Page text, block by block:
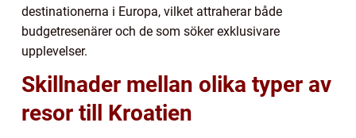
destinationerna i Europa, vilket attraherar både
budgetresenärer och de som söker exklusivare
upplevelser.
Skillnader mellan olika typer av
resor till Kroatien